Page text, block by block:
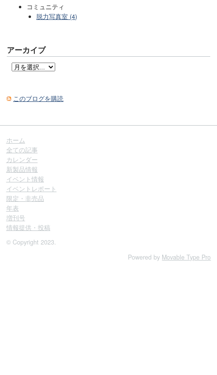
コミュニティ
脱力写真室 (4)
アーカイブ
このブログを購読
ホーム
全ての記事
カレンダー
新製品情報
イベント情報
イベントレポート
限定・非売品
年表
増刊号
情報提供・投稿
© Copyright 2023.
Powered by Movable Type Pro